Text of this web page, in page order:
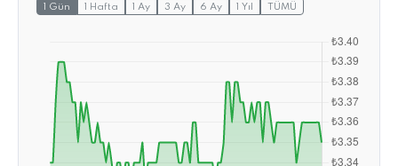
1 Gün 1 Hafta 1 Ay 3 Ay 6 Ay 1 Yıl TÜMÜ